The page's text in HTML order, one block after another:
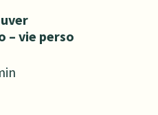
– vie perso